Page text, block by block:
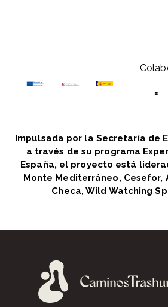
Impulsada por la Secretaría de
a través de su programa
España, el proyecto está
Monte Mediterráneo, Cesefor,
Checa, Wild Watching